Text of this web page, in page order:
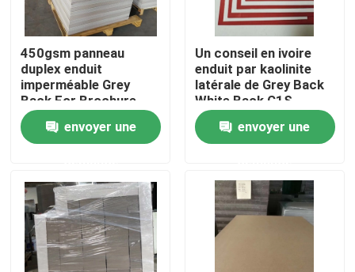
Parqueter le papier de protection
Petit pain provisoire de protection de plancher
Protection de plancher de papier d'emballage
Papier d'imprimerie de carton
Feuilles parquetantes imperméables
450gsm panneau
duplex enduit
imperméable Grey
Back For Brochure
envoyer une
Un conseil en ivoire
enduit par kaolinite
latérale de Grey Back
White Back C1S
envoyer une